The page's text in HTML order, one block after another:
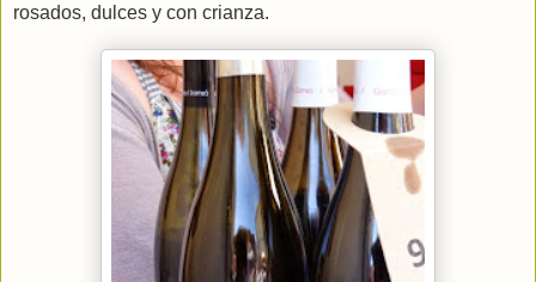
rosados, dulces y con crianza.